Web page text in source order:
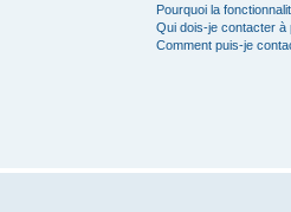
Pourquoi la
Qui dois-je contacter à
Comment puis-je